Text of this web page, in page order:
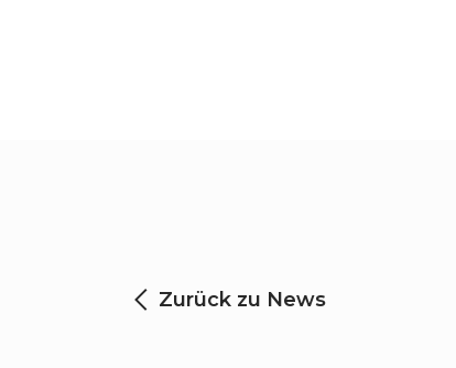
Zurück zu News